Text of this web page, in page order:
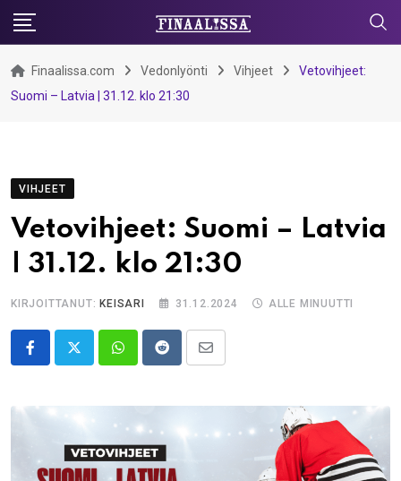
Skip
content
Finaalissa.com Vedonlyönti Vihjeet
Vetovihjeet:
Suomi – Latvia | 31.12. klo 21:30
VIHJEET
Vetovihjeet: Suomi – Latvia
| 31.12. klo 21:30
KIRJOITTANUT: KEISARI 31.12.2024 ALLE MINUUTTI
WhatsappRedditShare
Email